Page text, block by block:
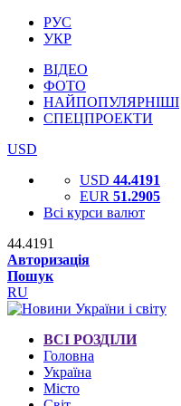
РУС
УКР
ВІДЕО
ФОТО
НАЙПОПУЛЯРНІШІ
СПЕЦПРОЕКТИ
USD
USD 44.4191
EUR 51.2905
Всі курси валют
44.4191
Авторизація
Пошук
RU
ВСІ РОЗДІЛИ
Головна
Україна
Місто